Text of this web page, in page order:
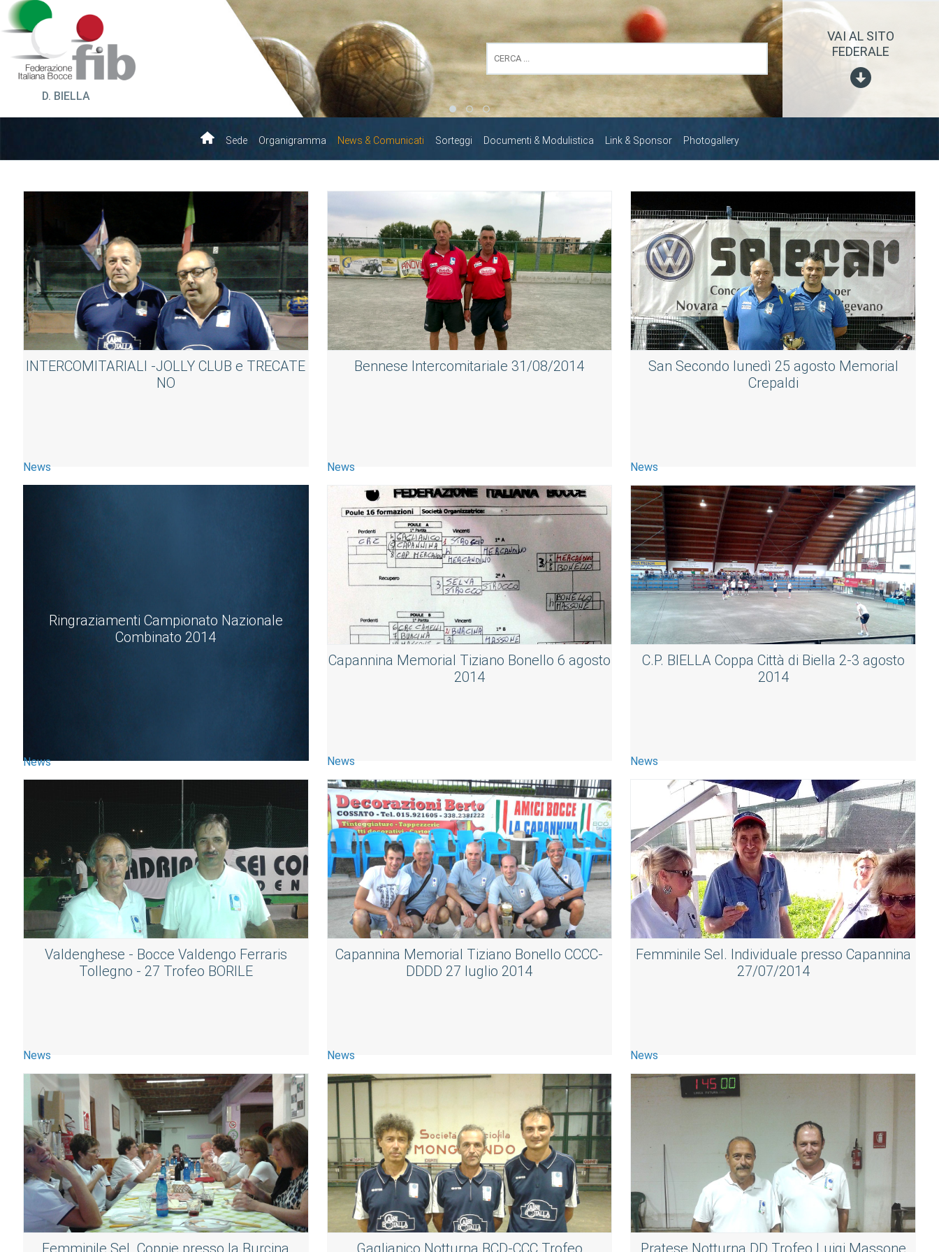
D. BIELLA
VAI AL SITO
FEDERALE
Sede Organigramma News & Comunicati Sorteggi Documenti & Modulistica Link & Sponsor Photogallery
INTERCOMITARIALI -JOLLY CLUB e TRECATE
NO
News
Bennese Intercomitariale 31/08/2014
News
San Secondo lunedì 25 agosto Memorial
Crepaldi
News
Ringraziamenti Campionato Nazionale
Combinato 2014
News
Capannina Memorial Tiziano Bonello 6 agosto
2014
News
C.P. BIELLA Coppa Città di Biella 2-3 agosto
2014
News
Valdenghese - Bocce Valdengo Ferraris
Tollegno - 27 Trofeo BORILE
News
Capannina Memorial Tiziano Bonello CCCC-
DDDD 27 luglio 2014
News
Femminile Sel. Individuale presso Capannina
27/07/2014
News
Femminile Sel. Coppie presso la Burcina Gaglianico Notturna BCD-CCC Trofeo Pratese Notturna DD Trofeo Luigi Massone